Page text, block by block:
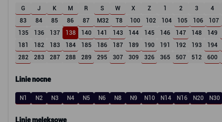
G J K M R S W X Z 1 2 3 4
83
84 85 86 87 M32 T8 100 102 104 105 106 107
135
136 137 138 140 141 143 144 145 146 147 148 149
181
182 183 184 185 186 187 189 190 191 192 193 194
282
283 287 288 289 295 307 309 326 365 507 512 600
Linie nocne
N1 N2 N3 N4 N5 N6 N8 N9 N10 N14 N16 N20 N30
Linie meleksowe